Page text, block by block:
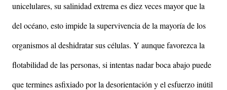
unicelulares, su salinidad extrema es diez veces mayor que la
del océano, esto impide la supervivencia de la mayoría de los
organismos al deshidratar sus células. Y aunque favorezca la
flotabilidad de las personas, si intentas nadar boca abajo puede
que termines asfixiado por la desorientación y el esfuerzo inútil